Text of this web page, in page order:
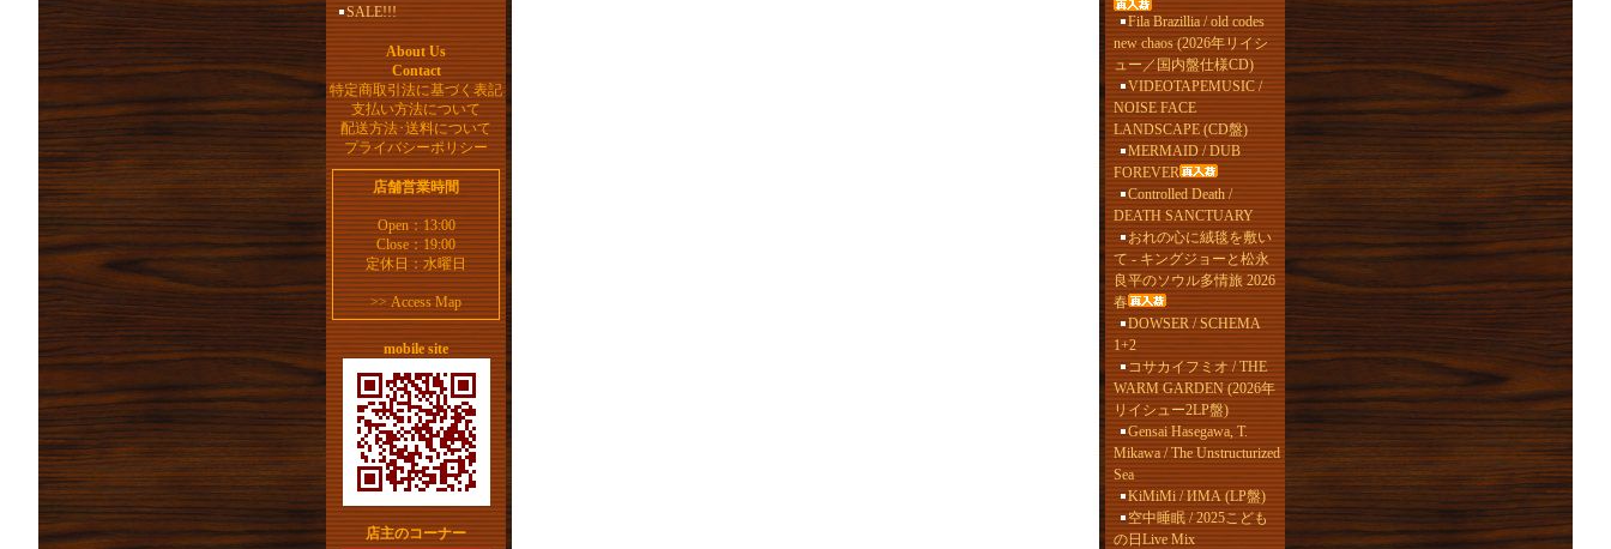
SALE!!!
About Us
Contact
特定商取引法に基づく表記
支払い方法について
配送方法･送料について
プライバシーポリシー
店舗営業時間
Open：13:00
Close：19:00
定休日：水曜日
>>Access Map
mobile site
店主のコーナー
Fila Brazillia / old codes
new chaos (2026年リイシ
ュー／国内盤仕様CD)
VIDEOTAPEMUSIC /
NOISE FACE
LANDSCAPE (CD盤)
MERMAID / DUB
FOREVER
Controlled Death /
DEATH SANCTUARY
おれの心に絨毯を敷い
て - キングジョーと松永
良平のソウル多情旅 2026
春
DOWSER / SCHEMA
1+2
コサカイフミオ / THE
WARM GARDEN (2026年
リイシュー2LP盤)
Gensai Hasegawa, T.
Mikawa / The Unstructurized
Sea
KiMiMi / ИМА (LP盤)
空中睡眠 / 2025こども
の日Live Mix